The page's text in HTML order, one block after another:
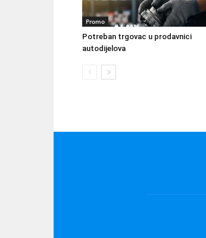
Promo
Potreban trgovac u prodavnici
autodijelova